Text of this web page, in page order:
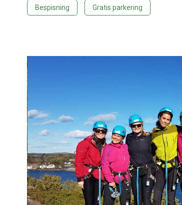
Bespisning Gratis parkering